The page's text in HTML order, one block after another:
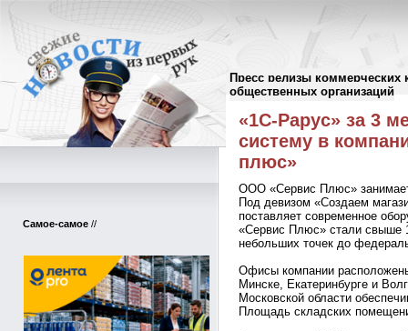
Пресс релизы коммерческих
общественных организаций
Самое-самое //
Пресс-релизы//
«1С-Рарус» за 3
систему в
плюс»
ООО «Сервис Плюс»
Под девизом «Создаем
поставляет современное
«Сервис Плюс» стали свыше
небольших точек до
Офисы компании
Минске, Екатеринбурге и
Московской области
Площадь складских